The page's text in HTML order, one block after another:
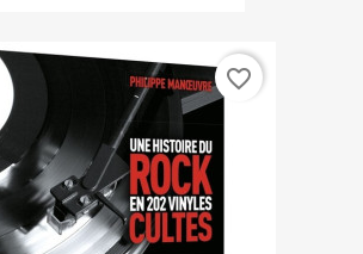
favorite_border